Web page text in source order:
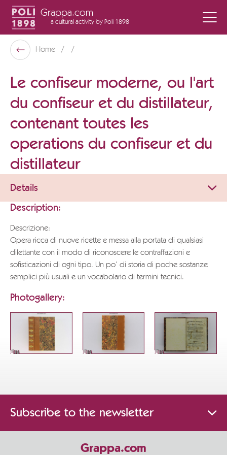
Grappa.com
a cultural activity by Poli 1898
Poli Museo Della Grappa
Back
Home
Le confiseur moderne, ou l'art
du confiseur et du distillateur,
contenant toutes les
operations du confiseur et du
distillateur
Details
Description:
Descrizione:
Opera ricca di nuove ricette e messa alla portata di qualsiasi
dilettante con il modo di riconoscere le contraffazioni e
sofisticazioni di ogni tipo. Un po’ di storia di poche sostanze
semplici più usuali e un vocabolario di termini tecnici.
Photogallery:
Subscribe to the newsletter
Grappa.com